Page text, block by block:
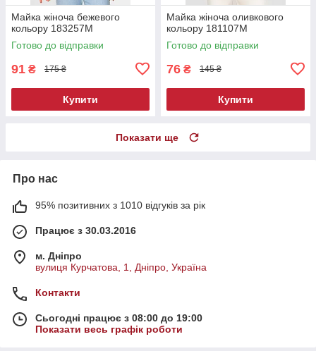
Майка жіноча бежевого
кольору 183257M
Готово до відправки
91 ₴ 175 ₴
Купити
Майка жіноча оливкового
кольору 181107M
Готово до відправки
76 ₴ 145 ₴
Купити
Показати ще
Про нас
95% позитивних з 1010 відгуків за рік
Працює з 30.03.2016
м. Дніпро
вулиця Курчатова, 1, Дніпро, Україна
Контакти
Сьогодні працює з 08:00 до 19:00
Показати весь графік роботи